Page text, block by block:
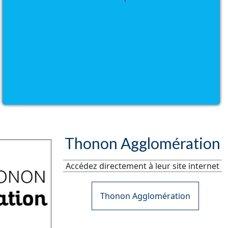
Thonon Agglomération
Accédez directement à leur site internet
Thonon Agglomération